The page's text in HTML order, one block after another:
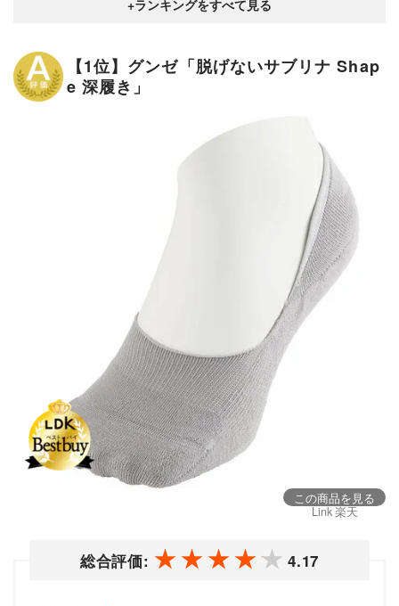
【1位】グンゼ「脱げないサブリナ Shap
e 深履き」
この商品を見る
Link 楽天
総合評価: 4.17